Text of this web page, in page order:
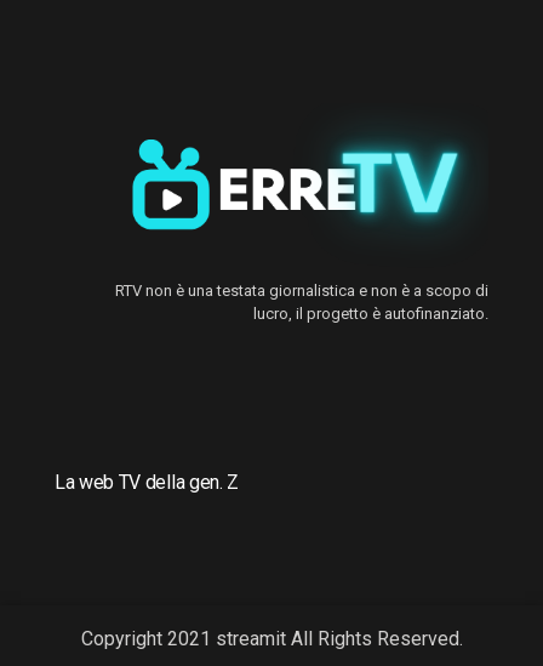
RTV non è una testata giornalistica e non è a scopo di
lucro, il progetto è autofinanziato.
La web TV della gen. Z
Copyright 2021 streamit All Rights Reserved.